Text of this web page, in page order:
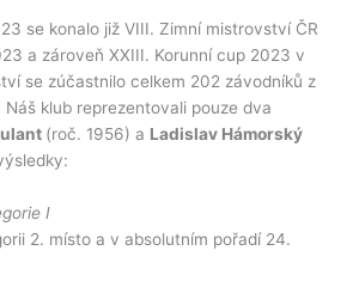
se konalo již VIII. Zimní mistrovství ČR
a zároveň XXIII. Korunní cup 2023 v
se zúčastnilo celkem 202 závodníků z
klub reprezentovali pouze dva
(roč. 1956) a Ladislav Hámorský
I
2. místo a v absolutním pořadí 24.